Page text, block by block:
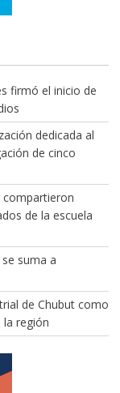
firmó el inicio de
dedicada al
de cinco
compartieron
de la escuela
suma a
de Chubut como
la región